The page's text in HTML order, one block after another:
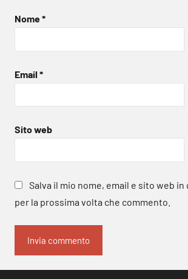
Nome*
Email *
Sito web
Salva il mio nome, email e sito web
per la prossima volta che commento.